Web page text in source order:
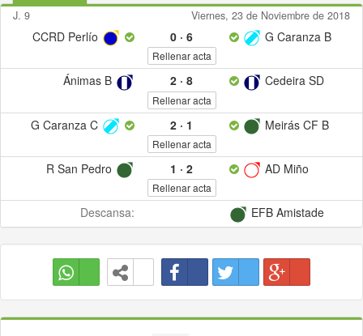
J. 9 Viernes, 23 de Noviembre de 2018
CCRD Perlío 0· 6 G Caranza B
Rellenar acta
Ánimas B 2· 8 Cedeira SD
Rellenar acta
G Caranza C 2· 1 Meirás CF B
Rellenar acta
R San Pedro 1 · 2 AD Miño
Rellenar acta
Descansa: EFB Amistade